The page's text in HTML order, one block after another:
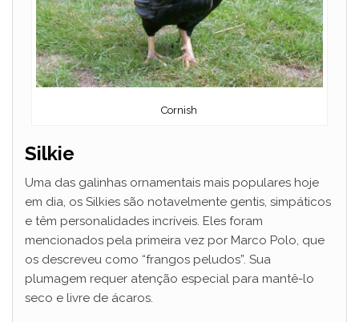
Cornish
Silkie
Uma das galinhas ornamentais mais populares hoje
em dia, os Silkies são notavelmente gentis, simpáticos
e têm personalidades incríveis. Eles foram
mencionados pela primeira vez por Marco Polo, que
os descreveu como “frangos peludos”. Sua
plumagem requer atenção especial para mantê-lo
seco e livre de ácaros.